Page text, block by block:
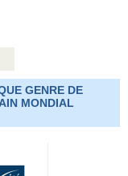
GENRE DE
MONDIAL